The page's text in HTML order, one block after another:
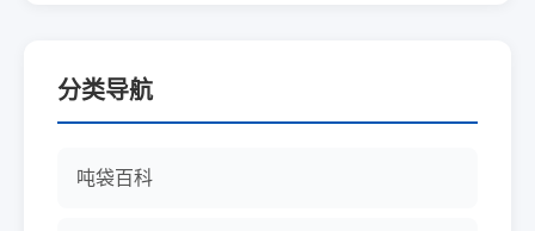
分类导航
吨袋百科